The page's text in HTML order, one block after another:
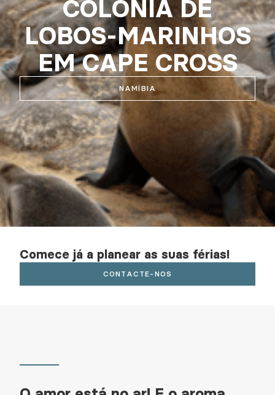
COLÓNIA DE
LOBOS-MARINHOS
EM CAPE CROSS
NAMÍBIA
Comece já a planear as suas férias!
CONTACTE-NOS